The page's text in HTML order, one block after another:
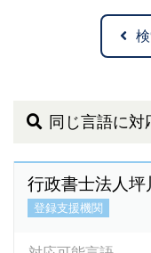
同じ言語に
行政書士法人坪
登録支援機関